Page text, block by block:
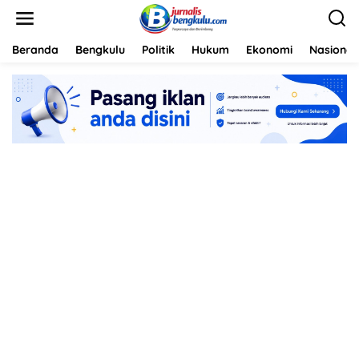
Beranda Bengkulu Politik Hukum Ekonomi Nasional